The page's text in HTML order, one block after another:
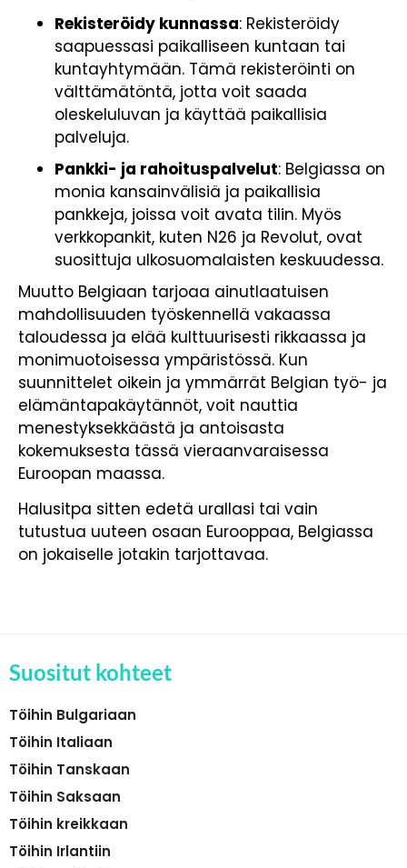
Rekisteröidy kunnassa: Rekisteröidy
saapuessasi paikalliseen kuntaan tai
kuntayhtymään. Tämä rekisteröinti on
välttämätöntä, jotta voit saada
oleskeluluvan ja käyttää paikallisia
palveluja.
Pankki- ja rahoituspalvelut: Belgiassa on
monia kansainvälisiä ja paikallisia
pankkeja, joissa voit avata tilin. Myös
verkkopankit, kuten N26 ja Revolut, ovat
suosittuja ulkosuomalaisten keskuudessa.
Muutto Belgiaan tarjoaa ainutlaatuisen
mahdollisuuden työskennellä vakaassa
taloudessa ja elää kulttuurisesti rikkaassa ja
monimuotoisessa ympäristössä. Kun
suunnittelet oikein ja ymmärrät Belgian työ- ja
elämäntapakäytännöt, voit nauttia
menestyksekkäästä ja antoisasta
kokemuksesta tässä vieraanvaraisessa
Euroopan maassa.
Halusitpa sitten edetä urallasi tai vain
tutustua uuteen osaan Eurooppaa, Belgiassa
on jokaiselle jotakin tarjottavaa.
Suositut kohteet
Töihin Bulgariaan
Töihin Italiaan
Töihin Tanskaan
Töihin Saksaan
Töihin kreikkaan
Töihin Irlantiin